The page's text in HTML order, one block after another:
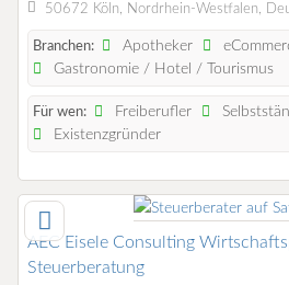
50672 Köln, Nordrhein-Westfalen,
Branchen: Apotheker
Gastronomie / Hotel / Tourismus
Für wen: Freiberufler
Existenzgründer
AEC Eisele Consulting
Steuerberatung